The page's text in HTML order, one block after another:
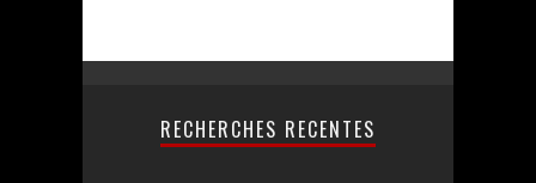
RECHERCHES RECENTES